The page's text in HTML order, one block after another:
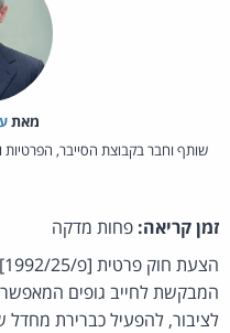
מאת‏
שותף וחבר בקבוצת הסייבר, הפרטיות
זמן קריאה: פחות מדקה
המבקשת לחייב גופים
לציבור, להפעיל כברירת מחדל